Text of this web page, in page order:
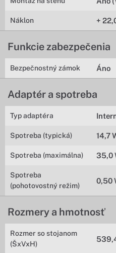
Náklon +
Funkcie zabezpečenia
Bezpečnostný zámok Áno
Adaptér a spotreba
Typ adaptéra
Spotreba (typická) 14,7
Spotreba (maximálna) 35,0
Spotreba
(pohotovostný režim)
0,50
Rozmery a hmotnosť
Rozmer so stojanom
(ŠxVxH)